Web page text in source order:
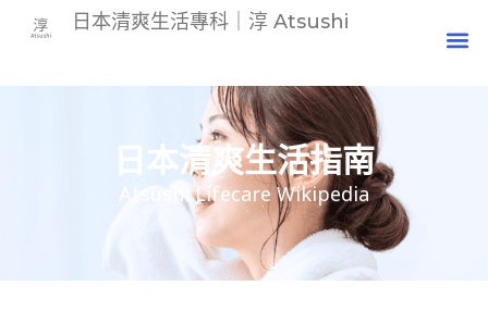
日本清爽生活專科｜淳 Atsushi
日本清爽生活指南
Atsushi Lifecare Wikipedia